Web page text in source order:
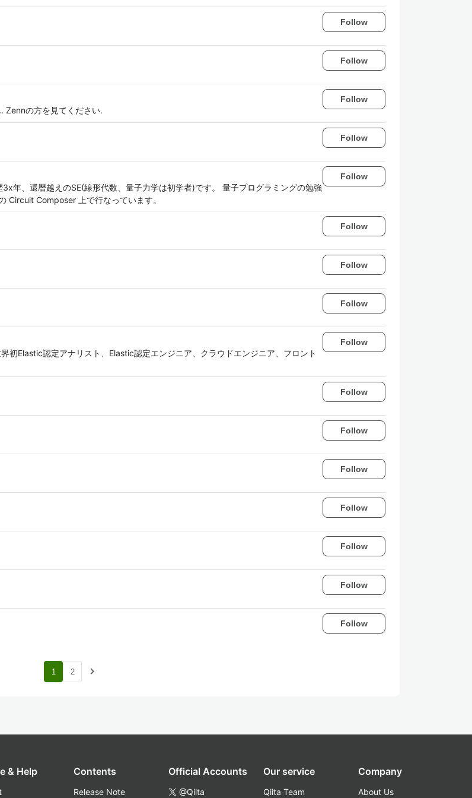
Follow
Follow
の方を見てください.
Follow
Follow
年、還暦越えのSE(線形代数、量子力学は初学者)です。 量子プログラミングの勉強
Circuit Composer 上で行なっています。
Follow
Follow
Follow
Follow
初Elastic認定アナリスト、Elastic認定エンジニア、クラウドエンジニア、フロント
Follow
Follow
Follow
Follow
Follow
Follow
Follow
Follow
1 2 navigate_next
& Help Contents
Release Note
Official Accounts
@Qiita
Our service
Qiita Team
Company
About Us